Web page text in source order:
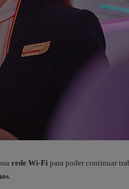
rede Wi-Fi para poder continuar
.